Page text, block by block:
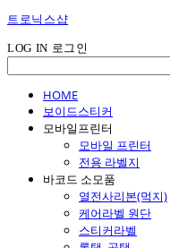
트로닉스샵
LOG IN 로그인
HOME
보이드스티커
모바일프린터
모바일 프린터
전용 라벨지
바코드 소모품
열전사리본(먹지)
케어라벨 원단
스티커라벨